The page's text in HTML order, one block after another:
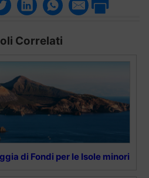
Correlati
di Fondi per le Isole minori